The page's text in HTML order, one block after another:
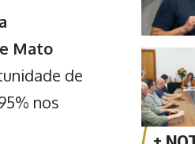
Mato
de
nos